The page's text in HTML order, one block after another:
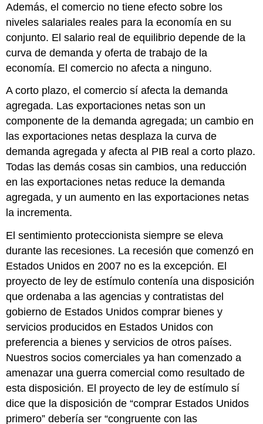
Además, el comercio no tiene efecto sobre los
niveles salariales reales para la economía en su
conjunto. El salario real de equilibrio depende de la
curva de demanda y oferta de trabajo de la
economía. El comercio no afecta a ninguno.
A corto plazo, el comercio sí afecta la demanda
agregada. Las exportaciones netas son un
componente de la demanda agregada; un cambio en
las exportaciones netas desplaza la curva de
demanda agregada y afecta al PIB real a corto plazo.
Todas las demás cosas sin cambios, una reducción
en las exportaciones netas reduce la demanda
agregada, y un aumento en las exportaciones netas
la incrementa.
El sentimiento proteccionista siempre se eleva
durante las recesiones. La recesión que comenzó en
Estados Unidos en 2007 no es la excepción. El
proyecto de ley de estímulo contenía una disposición
que ordenaba a las agencias y contratistas del
gobierno de Estados Unidos comprar bienes y
servicios producidos en Estados Unidos con
preferencia a bienes y servicios de otros países.
Nuestros socios comerciales ya han comenzado a
amenazar una guerra comercial como resultado de
esta disposición. El proyecto de ley de estímulo sí
dice que la disposición de “comprar Estados Unidos
primero” debería ser “congruente con las